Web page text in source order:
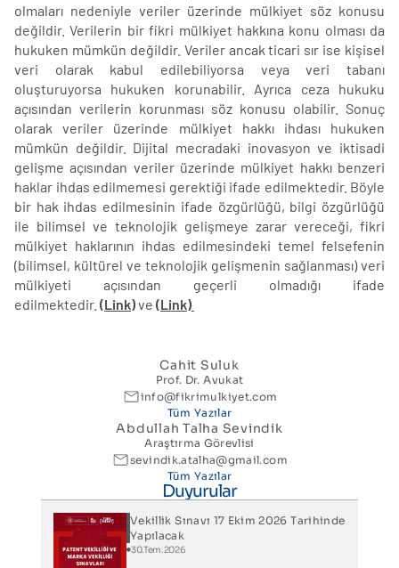
olmaları nedeniyle veriler üzerinde mülkiyet söz konusu
değildir. Verilerin bir fikri mülkiyet hakkına konu olması da
hukuken mümkün değildir. Veriler ancak ticari sır ise kişisel
veri olarak kabul edilebiliyorsa veya veri tabanı
oluşturuyorsa hukuken korunabilir. Ayrıca ceza hukuku
açısından verilerin korunması söz konusu olabilir. Sonuç
olarak veriler üzerinde mülkiyet hakkı ihdası hukuken
mümkün değildir. Dijital mecradaki inovasyon ve iktisadi
gelişme açısından veriler üzerinde mülkiyet hakkı benzeri
haklar ihdas edilmemesi gerektiği ifade edilmektedir. Böyle
bir hak ihdas edilmesinin ifade özgürlüğü, bilgi özgürlüğü
ile bilimsel ve teknolojik gelişmeye zarar vereceği, fikri
mülkiyet haklarının ihdas edilmesindeki temel felsefenin
(bilimsel, kültürel ve teknolojik gelişmenin sağlanması) veri
mülkiyeti açısından geçerli olmadığı ifade
edilmektedir. (Link)ve (Link)
Cahit Suluk
Prof. Dr. Avukat
info@fikrimulkiyet.com
Tüm Yazılar
Abdullah Talha Sevindik
Araştırma Görevlisi
sevindik.atalha@gmail.com
Tüm Yazılar
Duyurular
Vekillik Sınavı 17 Ekim 2026 Tarihinde
Yapılacak
30.Tem.2026